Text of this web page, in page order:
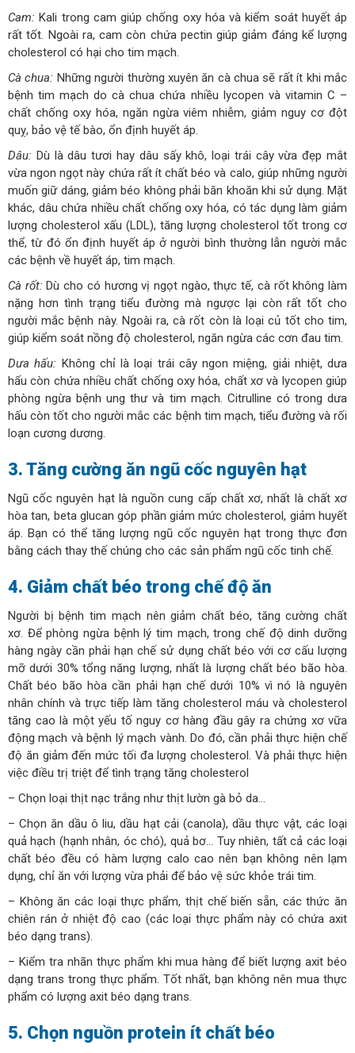
Cam:Kali trong cam giúp chống oxy hóa và kiểm soát huyết áp
rất tốt. Ngoài ra, cam còn chứa pectin giúp giảm đáng kể lượng
cholesterol có hại cho tim mạch.
Cà chua: Những người thường xuyên ăn cà chua sẽ rất ít khi mắc
bệnh tim mạch do cà chua chứa nhiều lycopen và vitamin C –
chất chống oxy hóa, ngăn ngừa viêm nhiễm, giảm nguy cơ đột
quỵ, bảo vệ tế bào, ổn định huyết áp.
Dâu: Dù là dâu tươi hay dâu sấy khô, loại trái cây vừa đẹp mắt
vừa ngon ngọt này chứa rất ít chất béo và calo, giúp những người
muốn giữ dáng, giảm béo không phải băn khoăn khi sử dụng. Mặt
khác, dâu chứa nhiều chất chống oxy hóa, có tác dụng làm giảm
lượng cholesterol xấu (LDL), tăng lượng cholesterol tốt trong cơ
thể, từ đó ổn định huyết áp ở người bình thường lẫn người mắc
các bệnh về huyết áp, tim mạch.
Cà rốt:Dù cho có hương vị ngọt ngào, thực tế, cà rốt không làm
nặng hơn tình trạng tiểu đường mà ngược lại còn rất tốt cho
người mắc bệnh này. Ngoài ra, cà rốt còn là loại củ tốt cho tim,
giúp kiểm soát nồng độ cholesterol, ngăn ngừa các cơn đau tim.
Dưa hấu: Không chỉ là loại trái cây ngon miệng, giải nhiệt, dưa
hấu còn chứa nhiều chất chống oxy hóa, chất xơ và lycopen giúp
phòng ngừa bệnh ung thư và tim mạch. Citrulline có trong dưa
hấu còn tốt cho người mắc các bệnh tim mạch, tiểu đường và rối
loạn cương dương.
3. Tăng cường ăn ngũ cốc nguyên hạt
Ngũ cốc nguyên hạt là nguồn cung cấp chất xơ, nhất là chất xơ
hòa tan, beta glucan góp phần giảm mức cholesterol, giảm huyết
áp. Bạn có thể tăng lượng ngũ cốc nguyên hạt trong thực đơn
bằng cách thay thế chúng cho các sản phẩm ngũ cốc tinh chế.
4. Giảm chất béo trong chế độ ăn
Người bị bệnh tim mạch nên giảm chất béo, tăng cường chất
xơ. Để phòng ngừa bệnh lý tim mạch, trong chế độ dinh dưỡng
hàng ngày cần phải hạn chế sử dụng chất béo với cơ cấu lượng
mỡ dưới 30% tổng năng lượng, nhất là lượng chất béo bão hòa.
Chất béo bão hòa cần phải hạn chế dưới 10% vì nó là nguyên
nhân chính và trực tiếp làm tăng cholesterol máu và cholesterol
tăng cao là một yếu tố nguy cơ hàng đầu gây ra chứng xơ vữa
động mạch và bệnh lý mạch vành. Do đó, cần phải thực hiện chế
độ ăn giảm đến mức tối đa lượng cholesterol. Và phải thực hiện
việc điều trị triệt để tình trạng tăng cholesterol
– Chọn loại thịt nạc trắng như thịt lườn gà bỏ da…
– Chọn ăn dầu ô liu, dầu hạt cải (canola), dầu thực vật, các loại
quả hạch (hạnh nhân, óc chó), quả bơ… Tuy nhiên, tất cả các loại
chất béo đều có hàm lượng calo cao nên bạn không nên lạm
dụng, chỉ ăn với lượng vừa phải để bảo vệ sức khỏe trái tim.
– Không ăn các loại thực phẩm, thịt chế biến sẵn, các thức ăn
chiên rán ở nhiệt độ cao (các loại thực phẩm này có chứa axit
béo dạng trans).
– Kiểm tra nhãn thực phẩm khi mua hàng để biết lượng axit béo
dạng trans trong thực phẩm. Tốt nhất, bạn không nên mua thực
phẩm có lượng axit béo dạng trans.
5. Chọn nguồn protein ít chất béo